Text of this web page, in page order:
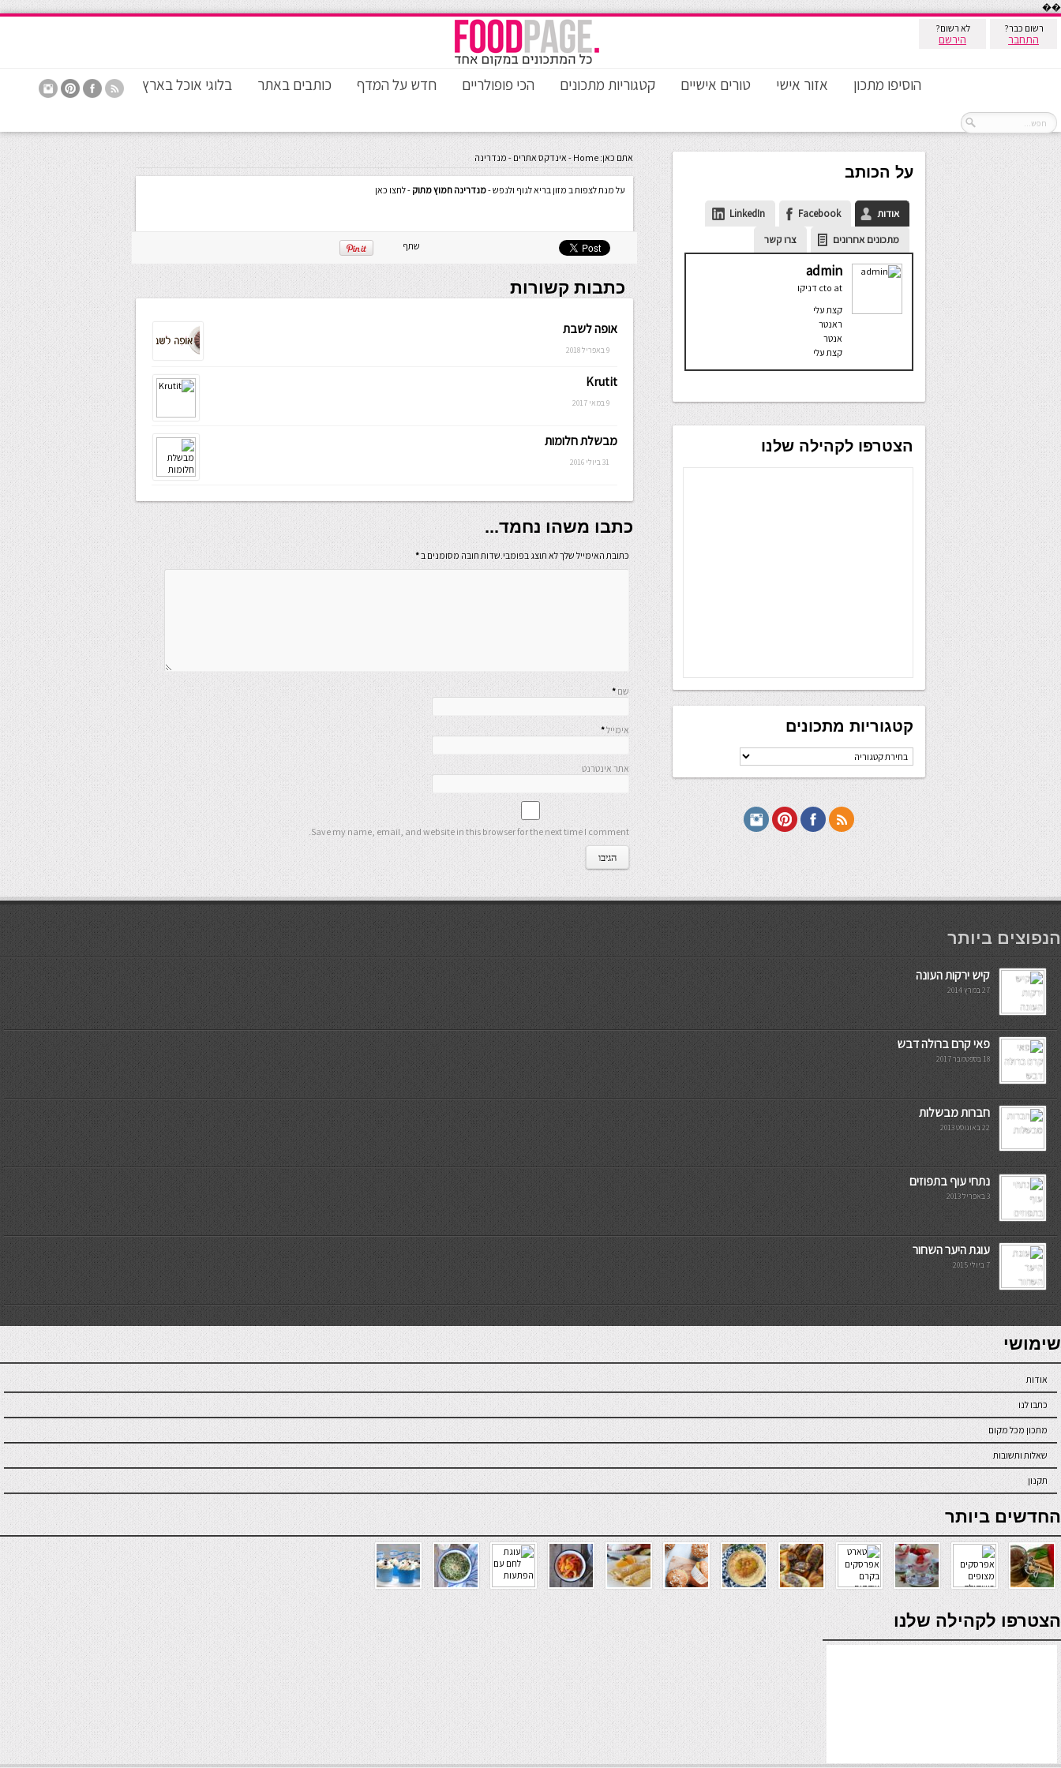
��
רשום כבר?
התחבר
לא רשום?
הירשם
הוסיפו מתכון אזור אישי טורים אישיים קטגוריות מתכונים הכי פופולריים חדש על המדף כותבים באתר בלוגי אוכל בארץ
אתם כאן: Home
- אינדקס אתרים - מנדרינה
על מנת לצפות ב מזון בריא לגוף ולנפש -מנדרינה חמוץ מתוק - לחצו כאן
שתף
כתבות קשורות
אופה לשבת
9 באפריל 2018
Krutit
9 במאי 2017
מבשלת חלומות
31 ביולי 2016
כתבו משהו נחמד...
כתובת האימייל שלך לא תוצג בפומבי.שדות חובה מסומנים ב*
שם *
אימייל*
אתר אינטרנט
Save my name, email, and website in this browser for the next time I comment.
על הכותב
אודות Facebook
LinkedIn
מתכונים אחרונים
צרו קשר
admin
cto at
דניקו
קצת עלי
ראנטר
אנטר
קצת עלי
הצטרפו לקהילה שלנו
קטגוריות מתכונים
קטגוריות
מתכונים
мостбет кг
הנפוצים ביותר
קיש ירקות העונה
27 במרץ 2014
פאי קרם ברולה דבש
18 בספטמבר 2017
חברות מבשלות
22 באוגוסט 2013
נתחי עוף בתפוזים
3 באפריל 2013
עוגת היער השחור
7 ביולי 2015
7slots
seriöse online casinos österreich
שימושי
אודות
כתבו לנו
מתכון מכל מקום
שאלות ותשובות
תקנון
online casino
החדשים ביותר
verde casino
הצטרפו לקהילה שלנו